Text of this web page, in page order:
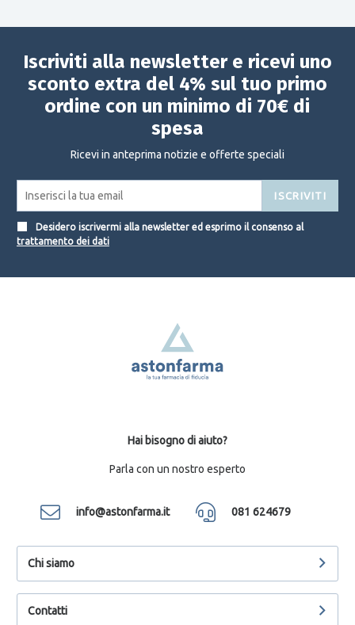
Iscriviti alla newsletter e ricevi uno
sconto extra del 4% sul tuo primo
ordine con un minimo di 70€ di
spesa
Ricevi in anteprima notizie e offerte speciali
ISCRIVITI
Desidero iscrivermi alla newsletter ed esprimo il consenso al
trattamento dei dati
Hai bisogno di aiuto?
Parla con un nostro esperto
info@astonfarma.it 081 624679
Chi siamo
Contatti